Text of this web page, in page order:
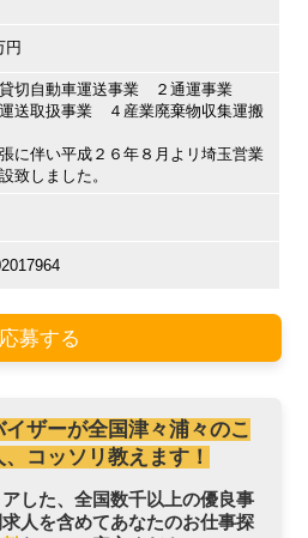
円
貸切自動車運送事業 ２通運事業
送取扱事業 ４産業廃棄物収集運搬
に伴い平成２６年８月よリ埼玉営業
致しました。
応募する
ザーが全国津々浦々のこ
コッソリ教えます！
した、全国数千以上の優良事
人を含めてあなたのお仕事探